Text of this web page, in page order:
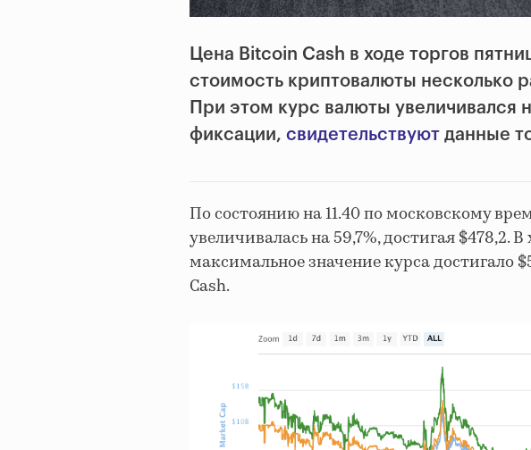
Цена Bitcoin Cash в ходе торгов
стоимость криптовалюты несколько
При этом курс валюты увеличивался
фиксации, свидетельствуют данные
По состоянию на 11.40 по московскому
увеличивалась на 59,7%, достигая $478,2.
максимальное значение курса достигало
Cash.